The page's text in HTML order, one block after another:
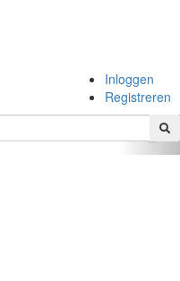
Inloggen
Registreren